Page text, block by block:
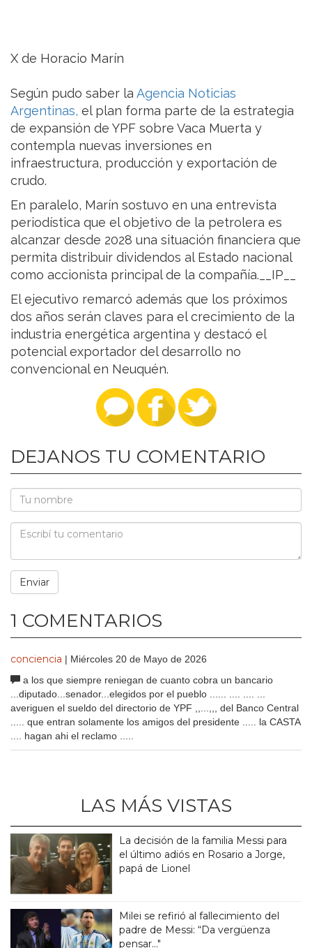
X de Horacio Marín
Según pudo saber la Agencia Noticias
Argentinas, el plan forma parte de la estrategia
de expansión de YPF sobre Vaca Muerta y
contempla nuevas inversiones en
infraestructura, producción y exportación de
crudo.
En paralelo, Marín sostuvo en una entrevista
periodística que el objetivo de la petrolera es
alcanzar desde 2028 una situación financiera que
permita distribuir dividendos al Estado nacional
como accionista principal de la compañía.__IP__
El ejecutivo remarcó además que los próximos
dos años serán claves para el crecimiento de la
industria energética argentina y destacó el
potencial exportador del desarrollo no
convencional en Neuquén.
DEJANOS TU COMENTARIO
1 COMENTARIOS
conciencia | Miércoles 20 de Mayo de 2026
a los que siempre reniegan de cuanto cobra un bancario
...diputado...senador...elegidos por el pueblo ...... .... .... ...
averiguen el sueldo del directorio de YPF ,,...,,, del Banco Central
..... que entran solamente los amigos del presidente ..... la CASTA
.... hagan ahi el reclamo .....
LAS MÁS VISTAS
La decisión de la familia Messi para
el último adiós en Rosario a Jorge,
papá de Lionel
Milei se refirió al fallecimiento del
padre de Messi: “Da vergüenza
pensar..."